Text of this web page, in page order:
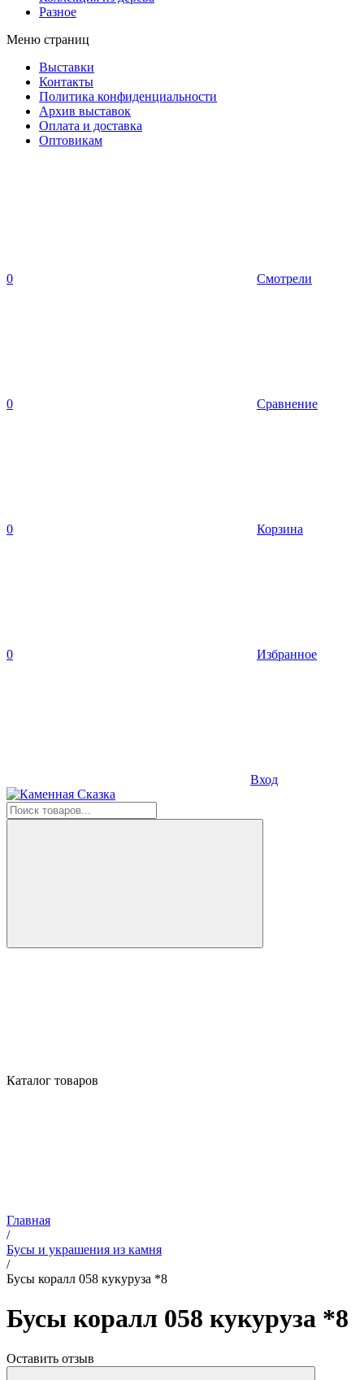
Разное
Меню страниц
Выставки
Контакты
Политика конфиденциальности
Архив выставок
Оплата и доставка
Оптовикам
0 Смотрели
0 Сравнение
0 Корзина
0 Избранное
Вход
Каталог товаров
Главная
/
Бусы и украшения из камня
/
Бусы коралл 058 кукуруза *8
Бусы коралл 058 кукуруза *8
Оставить отзыв